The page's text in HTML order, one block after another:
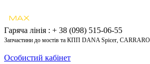
Гаряча лінія : + 38 (098) 515-06-55
Запчастини до мостів та КПП DANA Spicer,
Особистий кабінет